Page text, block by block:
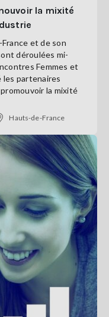
la mixité
et de son
déroulées mi-
Femmes et
les partenaires
la mixité
Hauts-de-France